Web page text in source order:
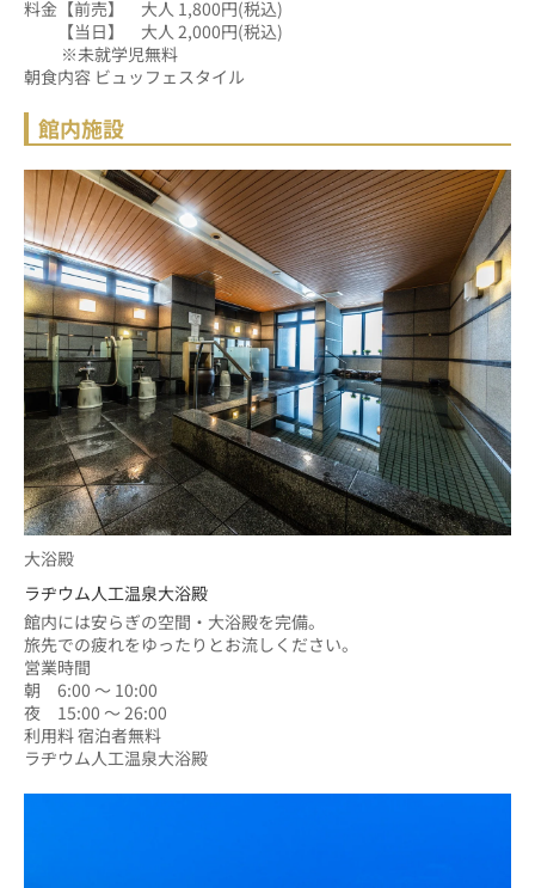
料金【前売】　大人 1,800円(税込)
【当日】　大人 2,000円(税込)
※未就学児無料
朝食内容 ビュッフェスタイル
館内施設
大浴殿
ラヂウム人工温泉大浴殿
館内には安らぎの空間・大浴殿を完備。
旅先での疲れをゆったりとお流しください。
営業時間
朝　6:00 ～ 10:00
夜　15:00 ～ 26:00
利用料 宿泊者無料
ラヂウム人工温泉大浴殿